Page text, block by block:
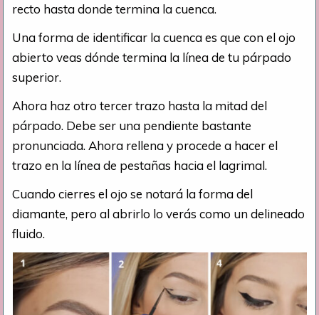
recto hasta donde termina la cuenca.
Una forma de identificar la cuenca es que con el ojo
abierto veas dónde termina la línea de tu párpado
superior.
Ahora haz otro tercer trazo hasta la mitad del
párpado. Debe ser una pendiente bastante
pronunciada. Ahora rellena y procede a hacer el
trazo en la línea de pestañas hacia el lagrimal.
Cuando cierres el ojo se notará la forma del
diamante, pero al abrirlo lo verás como un delineado
fluido.